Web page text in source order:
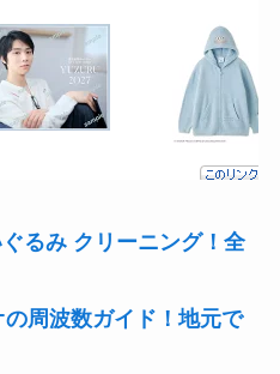
るみ クリーニング！全
周波数ガイド！地元で